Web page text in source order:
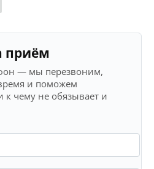
приём
— мы перезвоним,
и поможем
к чему не обязывает и